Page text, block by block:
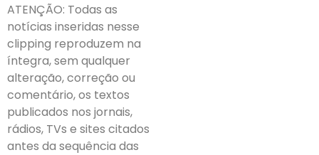
ATENÇÃO: Todas as
notícias inseridas nesse
clipping reproduzem na
íntegra, sem qualquer
alteração, correção ou
comentário, os textos
publicados nos jornais,
rádios, TVs e sites citados
antes da sequência das